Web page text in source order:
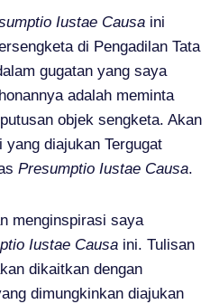
Iustae Causa ini
di Pengadilan Tata
gugatan yang saya
adalah meminta
objek sengketa. Akan
diajukan Tergugat
Presumptio Iustae Causa.
menginspirasi saya
Iustae Causa ini. Tulisan
dikaitkan dengan
dimungkinkan diajukan